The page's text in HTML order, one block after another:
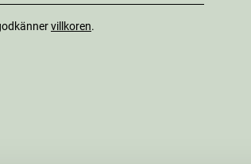
villkoren.